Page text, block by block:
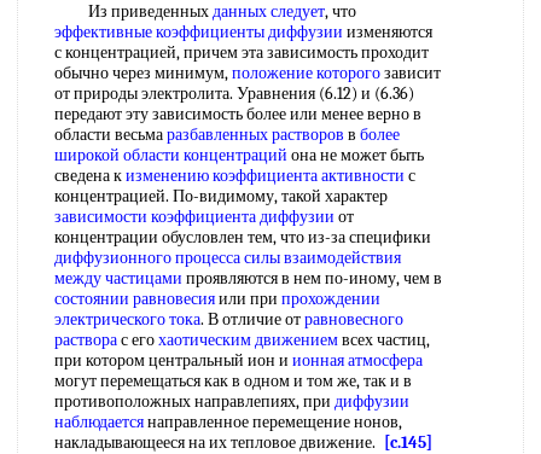
Из приведенныхданных следует, что
эффективные коэффициенты диффузии изменяются
с концентрацией, причем эта зависимость проходит
обычно через минимум,положение которогозависит
от природы электролита. Уравнения (6.12) и (6.36)
передают эту зависимость более или менее верно в
области весьмаразбавленных растворов в более
широкой области концентраций она не может быть
сведена кизменению коэффициента активности с
концентрацией. По-видимому, такой характер
зависимости коэффициента диффузии от
концентрации обусловлен тем, что из-за специфики
диффузионного процессасилы взаимодействия
между частицами проявляются в нем по-иному, чем в
состоянии равновесияили при прохождении
электрического тока. В отличие отравновесного
растворас егохаотическим движениемвсех частиц,
при котором центральный ион и ионная атмосфера
могут перемещаться как в одном и том же, так и в
противоположных направлепиях, при диффузии
наблюдаетсянаправленное перемещение нонов,
накладывающееся на их тепловое движение.
[c.145]